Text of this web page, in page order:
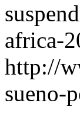
africa-
http://
sueno-